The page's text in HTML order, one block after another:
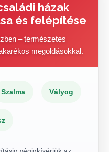
házak
és felépítése
– természetes
megoldásokkal.
Szalma Vályog